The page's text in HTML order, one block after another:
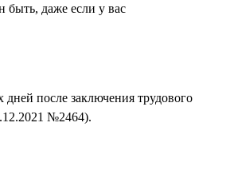
быть, даже если у вас
после заключения трудового
№2464).